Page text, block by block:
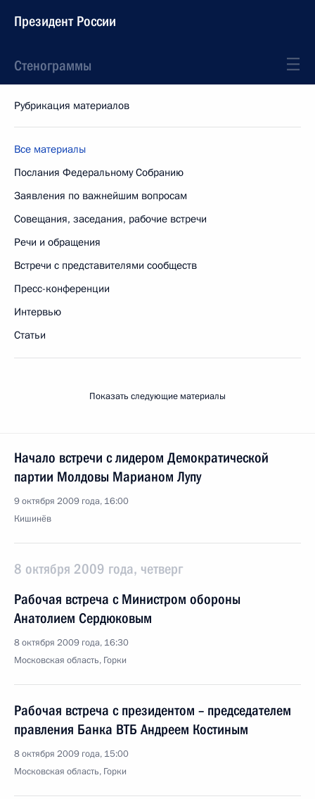
Президент России
Стенограммы
Рубрикация материалов
Все материалы
Послания Федеральному Собранию
Заявления по важнейшим вопросам
Совещания, заседания, рабочие встречи
Речи и обращения
Встречи с представителями сообществ
Пресс-конференции
Интервью
Статьи
Показать следующие материалы
Начало встречи с лидером Демократической
партии Молдовы Марианом Лупу
9 октября 2009 года, 16:00
Кишинёв
8 октября 2009 года, четверг
Рабочая встреча с Министром обороны
Анатолием Сердюковым
8 октября 2009 года, 16:30
Московская область, Горки
Рабочая встреча с президентом – председателем
правления Банка ВТБ Андреем Костиным
8 октября 2009 года, 15:00
Московская область, Горки